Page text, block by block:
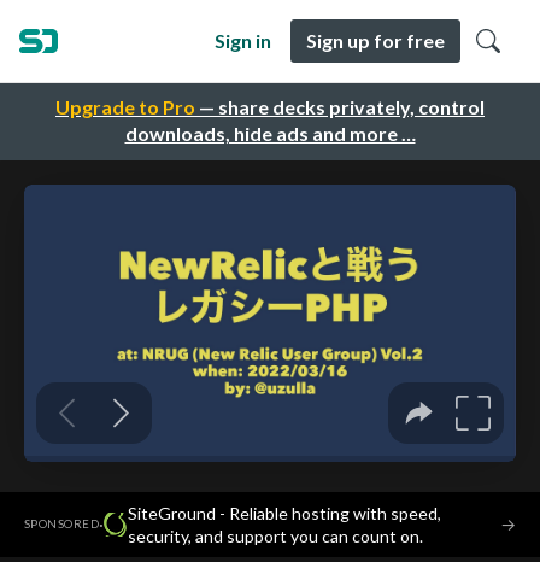
Upgrade to Pro — share decks privately, control
downloads, hide ads and more …
Sign in Sign up for free
SPONSORED·
SiteGround - Reliable hosting with speed,
security, and support you can count on.
→